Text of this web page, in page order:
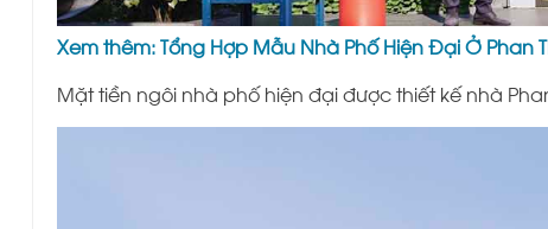
Xem thêm:Tổng Hợp Mẫu Nhà Phố Hiện Đại Ở Phan
Mặt tiền ngôi nhà phố hiện đại đượcthiết kế nhà